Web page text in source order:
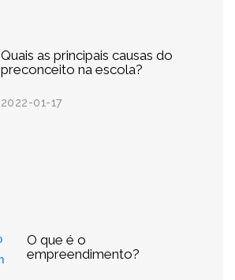
Quais as principais causas do
preconceito na escola?
2022-01-17
O que é o
empreendimento?